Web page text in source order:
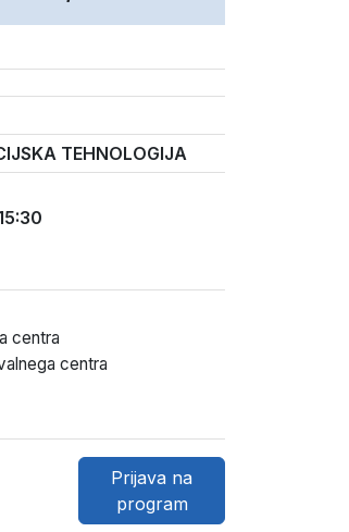
TEHNOLOGIJA
centra
centra
Prijava na
program